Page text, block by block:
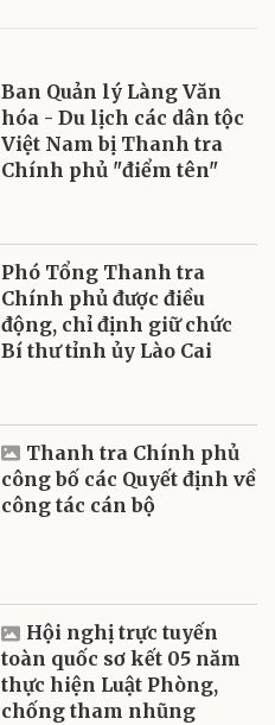
Ban Quản lý Làng Văn
hóa - Du lịch các dân tộc
Việt Nam bị Thanh tra
Chính phủ "điểm tên"
Phó Tổng Thanh tra
Chính phủ được điều
động, chỉ định giữ chức
Bí thư tỉnh ủy Lào Cai
Thanh tra Chính phủ
công bố các Quyết định về
công tác cán bộ
Hội nghị trực tuyến
toàn quốc sơ kết 05 năm
thực hiện Luật Phòng,
chống tham nhũng